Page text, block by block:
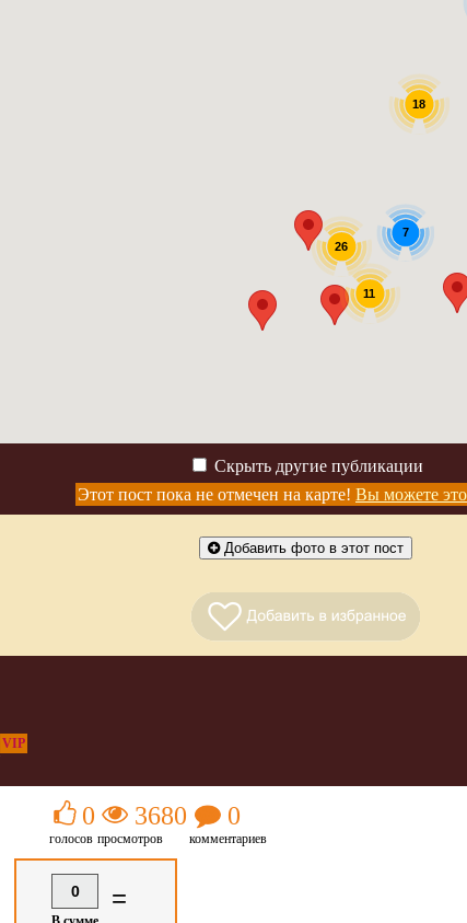
7
18
26
11
Скрыть другие публикации
Этот пост пока не отмечен на карте! Вы можете это
Добавить фото в этот пост
VIP
0
голосов
3680
просмотров
0
комментариев
0 =